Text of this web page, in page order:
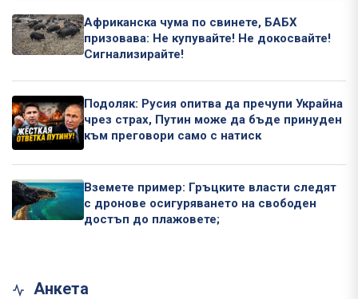
Африканска чума по свинете, БАБХ
призовава: Не купувайте! Не докосвайте!
Сигнализирайте!
Подоляк: Русия опитва да пречупи Украйна
чрез страх, Путин може да бъде принуден
към преговори само с натиск
Вземете пример: Гръцките власти следят
с дронове осигуряването на свободен
достъп до плажовете;
Анкета